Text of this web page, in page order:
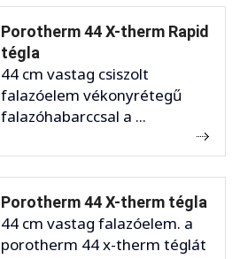
Porotherm 44 X-therm Rapid
tégla
44 cm vastag csiszolt
falazóelem vékonyrétegű
falazóhabarccsal a ...
Porotherm 44 X-therm tégla
44 cm vastag falazóelem. a
porotherm 44 x-therm téglát